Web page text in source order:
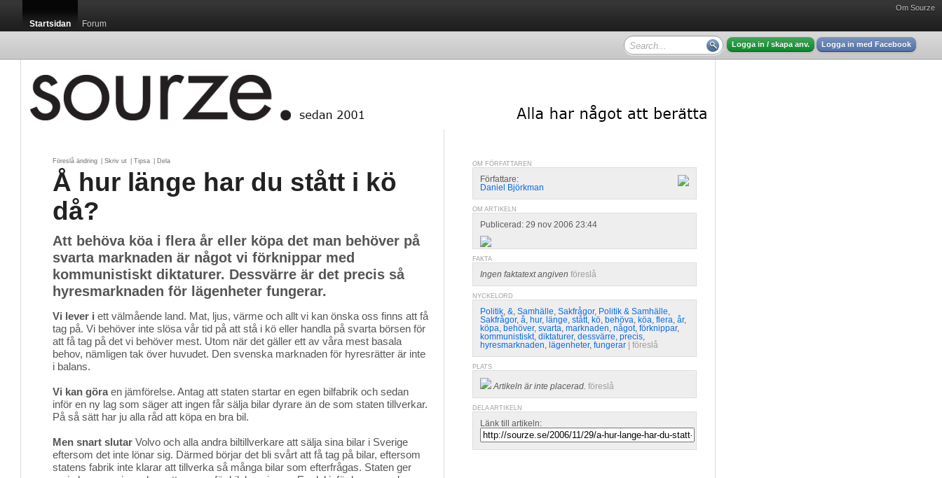
Om Sourze
Startsidan Forum
Logga in / skapa anv. Logga in med Facebook
Föreslå ändring Skriv ut Tipsa Dela
Å hur länge har du stått i kö
då?
Att behöva köa i flera år eller köpa det man behöver på
svarta marknaden är något vi förknippar med
kommunistiskt diktaturer. Dessvärre är det precis så
hyresmarknaden för lägenheter fungerar.
Vi lever i ett välmående land. Mat, ljus, värme och allt vi kan önska oss finns att få
tag på. Vi behöver inte slösa vår tid på att stå i kö eller handla på svarta börsen för
att få tag på det vi behöver mest. Utom när det gäller ett av våra mest basala
behov, nämligen tak över huvudet. Den svenska marknaden för hyresrätter är inte
i balans.
Vi kan göraen jämförelse. Antag att staten startar en egen bilfabrik och sedan
inför en ny lag som säger att ingen får sälja bilar dyrare än de som staten tillverkar.
På så sätt har ju alla råd att köpa en bra bil.
Men snart slutar Volvo och alla andra biltillverkare att sälja sina bilar i Sverige
eftersom det inte lönar sig. Därmed börjar det bli svårt att få tag på bilar, eftersom
statens fabrik inte klarar att tillverka så många bilar som efterfrågas. Staten ger
OM FÖRFATTAREN
Författare:
Daniel Björkman
OM ARTIKELN
Publicerad: 29 nov 2006 23:44
FAKTA
Ingen faktatext angiven föreslå
NYCKELORD
Politik, &, Samhälle, Sakfrågor, Politik & Samhälle,
Sakfrågor, å, hur, länge, stått, kö, behöva, köa, flera, år,
köpa, behöver, svarta, marknaden, något, förknippar,
kommunistiskt, diktaturer, dessvärre, precis,
hyresmarknaden, lägenheter, fungerar föreslå
PLATS
Artikeln är inte placerad. föreslå
DELA ARTIKELN
Länk till artikeln: